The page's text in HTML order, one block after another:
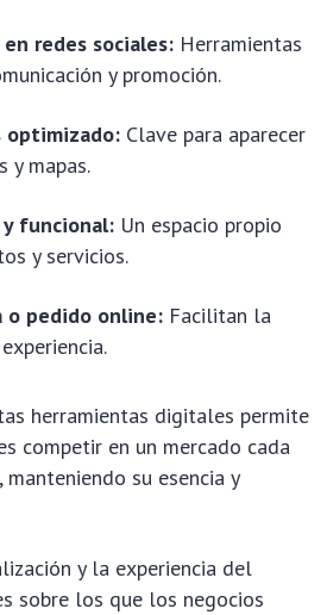
redes sociales: Herramientas
y promoción.
optimizado: Clave para aparecer
y mapas.
funcional: Un espacio propio
y servicios.
o pedido online: Facilitan la
herramientas digitales permite
competir en un mercado cada
su esencia y
y la experiencia del
sobre los que los negocios